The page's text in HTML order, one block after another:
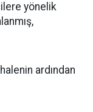
yönelik
ardından